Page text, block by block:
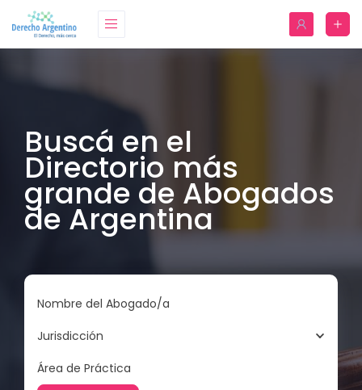
Buscá en el
Directorio más
grande de Abogados
de Argentina
Nombre del Abogado/a
Jurisdicción
Área de Práctica